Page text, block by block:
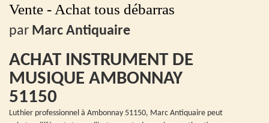
Vente - Achat tous débarras
par Marc Antiquaire
ACHAT INSTRUMENT DE
MUSIQUE AMBONNAY
51150
Luthier professionnel à Ambonnay 51150, Marc Antiquaire peut